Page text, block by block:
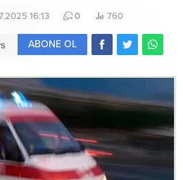
16:13 0 760
ABONE OL